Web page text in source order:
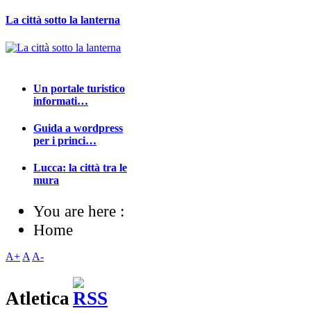
La città sotto la lanterna
Un portale turistico
informati…
Guida a wordpress
per i princi…
Lucca: la città tra le
mura
You are here :
Home
A+ A A-
Atletica